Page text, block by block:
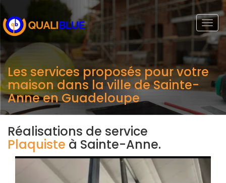
Les services proposés pour votre
maison dans la ville de Sainte-
Anne en Guadeloupe
Réalisations de service
Plaquiste à Sainte-Anne.